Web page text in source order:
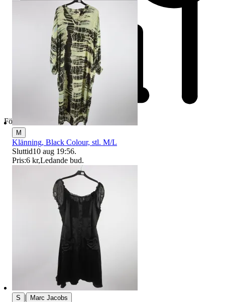
Företag
M
Klänning, Black Colour, stl. M/L
Sluttid10 aug 19:56.
Pris:6 kr,Ledande bud.
S | Marc Jacobs